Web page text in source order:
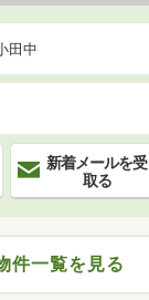
田中
新着メールを受
取る
件一覧を見る